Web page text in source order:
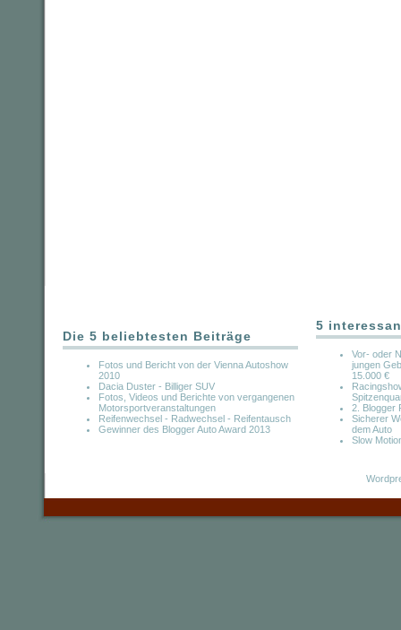
Die 5 beliebtesten Beiträge
Fotos und Bericht von der Vienna Autoshow
2010
Dacia Duster - Billiger SUV
Fotos, Videos und Berichte von vergangenen
Motorsportveranstaltungen
Reifenwechsel - Radwechsel - Reifentausch
Gewinner des Blogger Auto Award 2013
5
Vor- oder
jungen
15.000 €
2. Blogger
Sicherer
dem Auto
Slow